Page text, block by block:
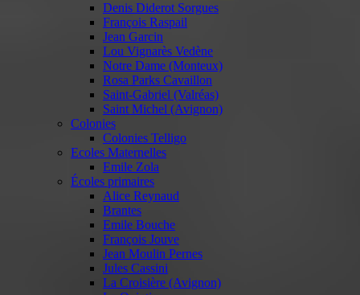
Denis Diderot Sorgues
François Raspail
Jean Garcin
Lou Vignarès Vedène
Notre Dame (Monteux)
Rosa Parks Cavaillon
Saint-Gabriel (Valréas)
Saint Michel (Avignon)
Colonies
Colonies Telligo
Ecoles Maternelles
Emile Zola
Écoles primaires
Alice Reynaud
Brantes
Emile Bouche
François Jouve
Jean Moulin Pernes
Jules Cassini
La Croisière (Avignon)